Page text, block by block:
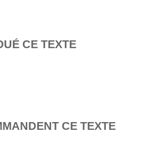
CE TEXTE
CE TEXTE